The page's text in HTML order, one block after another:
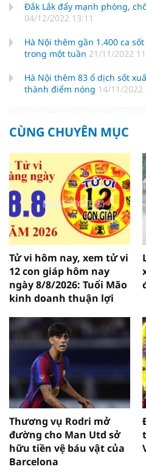
Đắk Lắk đẩy mạnh phòng,
04/12/2022 13:11
Hà Nội thêm gần 1.400 ca
trong một tuần 21/11/2022
Hà Nội thêm 83 ổ dịch sốt
thành điểm nóng 14/11/2022
CÙNG CHUYÊN MỤC
Tử vi hôm nay, xem tử vi
12 con giáp hôm nay
ngày 8/8/2026: Tuổi Mão
kinh doanh thuận lợi
Thương vụ Rodri mở
đường cho Man Utd sở
hữu tiền vệ báu vật của
Barcelona